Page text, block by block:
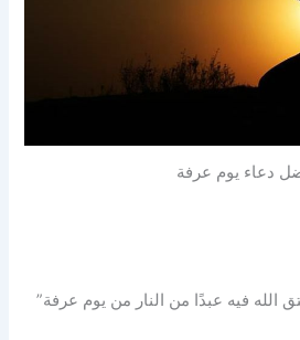
دعاء يوم عرفة
الله فيه عبدًا من النار من يوم عرفة”